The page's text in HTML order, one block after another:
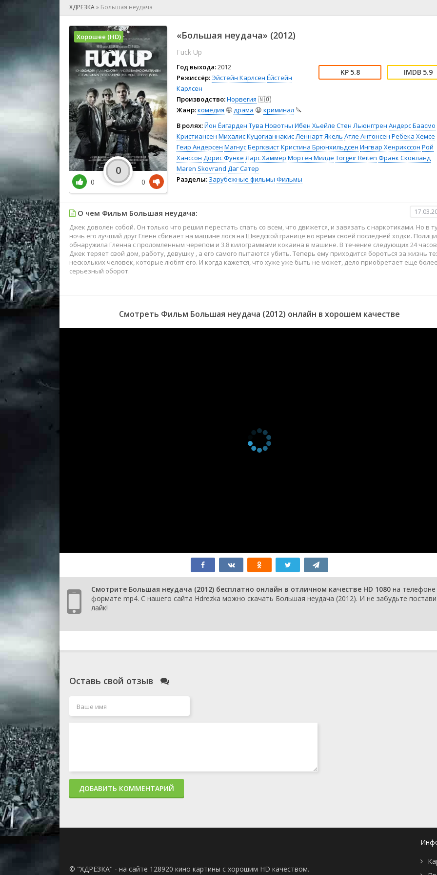
🕺 Мюзикл
👨‍💼 Новости
👨‍💻 Реальное тв
🎤 Ток-шоу
😱 Ужасы
🧙‍♀️ Фантастика
🤠 Фильм-нуар
🧝‍♂️ Фэнтези
🏅 Церемония
ХДРЕЗКА» Большая неудача
«Большая неудача» (2012)
Fuck Up
Год выхода:2012
Режиссёр:Эйстейн Карлсен Ёйстейн
Карлсен
Производство:Норвегия 🇳🇴
Жанр:комедия 🤪драма 😫 криминал 🔪
5.8 5.9
В ролях:Йон Ёигарден Тува Новотны Ибен Хьейле Стен Льюнггрен Андерс Баасмо
Кристиансен Михалис КуцогианнакисЛеннарт Якель Атле Антонсен Ребека Хемсе
Геир Андерсен Магнус БергквистКристина Брюнхильдсен Ингвар Хенрикссон Рой
Ханссон Дорис Функе Ларс Хаммер Мортен Милде Torgeir Reiten Франк Сковланд
Maren Skovrand Даг Сатер
Разделы: Зарубежные фильмы Фильмы
Хорошее (HD)
0
0
0
О чем Фильм Большая неудача:
Джек доволен собой. Он только что решил перестать спать со всем, что движется, и завязать с наркотиками. Но в
ночь его лучший друг Гленн сбивает на машине лося на Шведской границе во время своей последней ходки.
обнаружила Гленна с проломленным черепом и 3.8 килограммами кокаина в машине. В течение следующих 24 часов
Джек теряет свой дом, работу, девушку , а его самого пытаются убить. Теперь ему приходится бороться за жизнь
нескольких человек, которые любят его. И когда кажется, что хуже уже быть не может, дело приобретает еще
серьезный оборот.
Смотреть Фильм Большая неудача (2012) онлайн в хорошем качестве
Смотрите Большая неудача (2012) бесплатно онлайн в отличном качестве HD 1080 на телефоне
формате mp4. С нашего сайта Hdrezka можно скачать Большая неудача (2012). И не забудьте
лайк!
Оставь свой отзыв
ДОБАВИТЬ КОММЕНТАРИЙ
© "ХДРЕЗКА" - на сайте 128920 кино картины с хорошим HD качеством.